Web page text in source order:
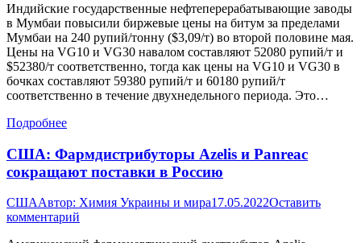
Индийские государственные нефтеперерабатывающие заводы
в Мумбаи повысили биржевые цены на битум за пределами
Мумбаи на 240 рупий/тонну ($3,09/т) во второй половине мая.
Цены на VG10 и VG30 навалом составляют 52080 рупий/т и
$52380/т соответственно, тогда как цены на VG10 и VG30 в
бочках составляют 59380 рупий/т и 60180 рупий/т
соответственно в течение двухнедельного периода. Это…
Подробнее
США: Фармдистрибуторы Azelis и Panreac
сокращают поставки в Россию
СШААвтор: Химия Украины и мира17.05.2022Оставить
комментарий